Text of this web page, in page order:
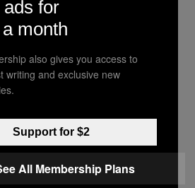
los eventos en Siria con
de Twitter:
for
month
also gives you access to
writing and exclusive new
Support for $2
All Membership Plans